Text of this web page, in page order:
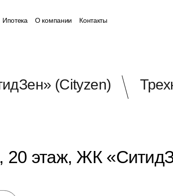
Ипотека О компании Контакты
(Cityzen)
20 этаж, ЖК